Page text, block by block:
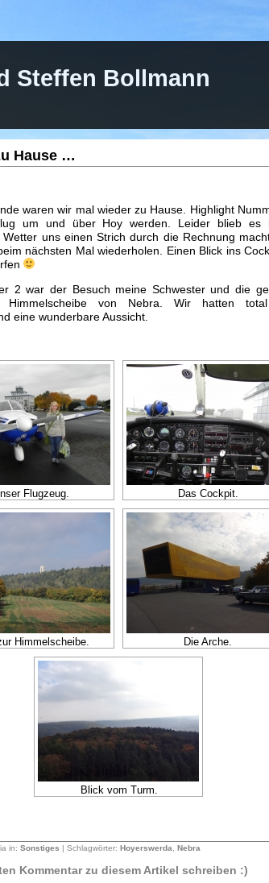
Steffen Bollmann
Hause …
waren wir mal wieder zu Hause. Highlight
um und über Hoy werden. Leider blieb es
uns einen Strich durch die Rechnung
nächsten Mal wiederholen. Einen Blick ins
2 war der Besuch meine Schwester und die
Himmelscheibe von Nebra. Wir hatten
eine wunderbare Aussicht.
Flugzeug. Das Cockpit.
Himmelscheibe. Die Arche.
Blick vom Turm.
in: Sonstiges | Schlagwörter: Hoyerswerda Nebra
Kommentar zu diesem Artikel schreiben :)